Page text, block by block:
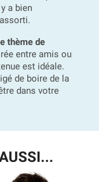
a bien
thème de
entre amis ou
est idéale.
de boire de la
dans votre